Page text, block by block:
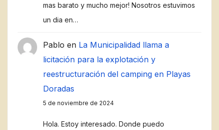
mas barato y mucho mejor! Nosotros estuvimos
un dia en…
Pablo en La Municipalidad llama a
licitación para la explotación y
reestructuración del camping en Playas
Doradas
5 de noviembre de 2024
Hola. Estoy interesado. Donde puedo